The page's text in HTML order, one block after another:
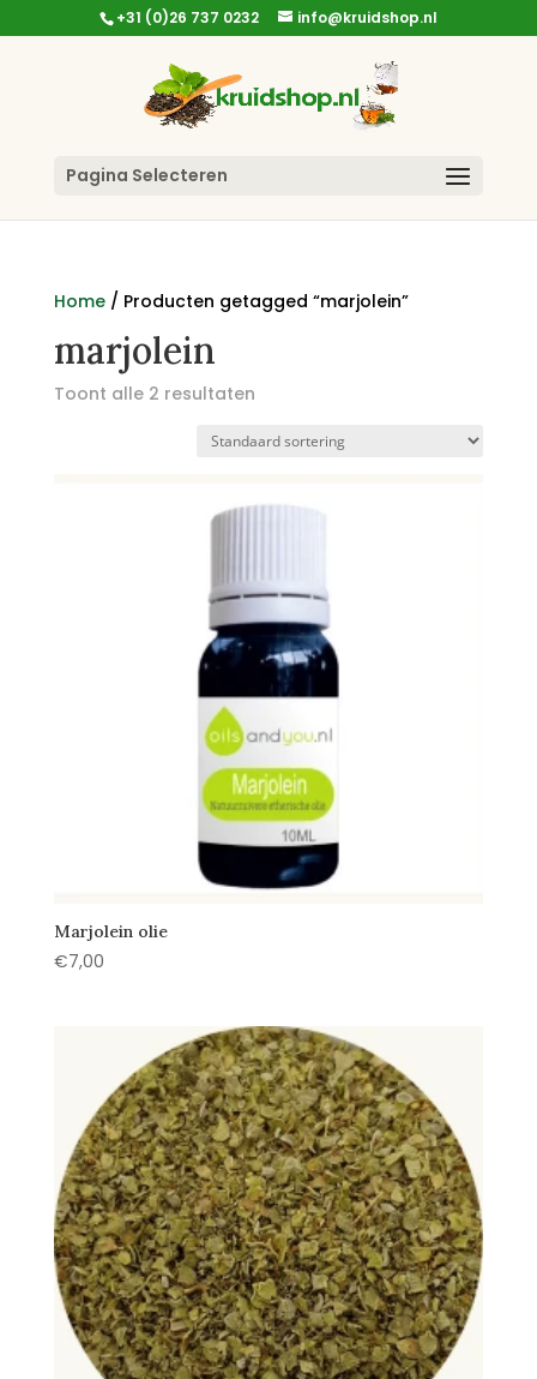
+31 (0)26 737 0232 info@kruidshop.nl
Pagina Selecteren
Home/ Producten getagged “marjolein”
marjolein
Toont alle 2 resultaten
Marjolein olie
€7,00